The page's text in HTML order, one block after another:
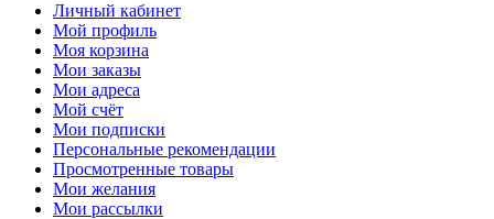
Личный кабинет
Мой профиль
Моя корзина
Мои заказы
Мои адреса
Мой счёт
Мои подписки
Персональные рекомендации
Просмотренные товары
Мои желания
Мои рассылки